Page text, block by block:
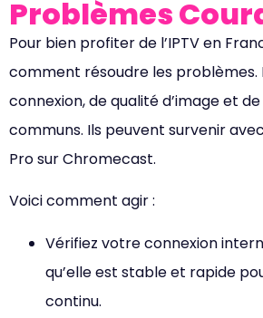
Problèmes
Pour bien profiter de l’IPTV en
comment résoudre les problèmes.
connexion, de qualité d’image et
communs. Ils peuvent survenir
Pro sur Chromecast.
Voici comment agir :
Vérifiez votre connexion
qu’elle est stable et rapide
continu.